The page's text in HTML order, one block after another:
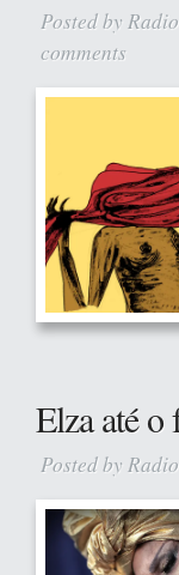
Posted by
comments
Elza até o
Posted by